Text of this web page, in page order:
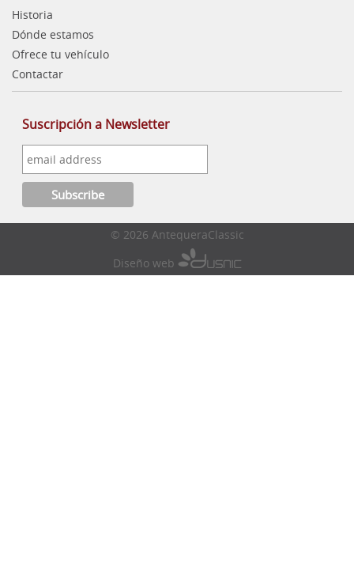
Historia
Dónde estamos
Ofrece tu vehículo
Contactar
Suscripción a Newsletter
© 2026 AntequeraClassic
Diseño web